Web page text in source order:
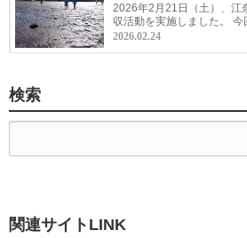
2026年2月21日（土）、江
収活動を実施しました。 今
2026.02.24
検索
関連サイトLINK